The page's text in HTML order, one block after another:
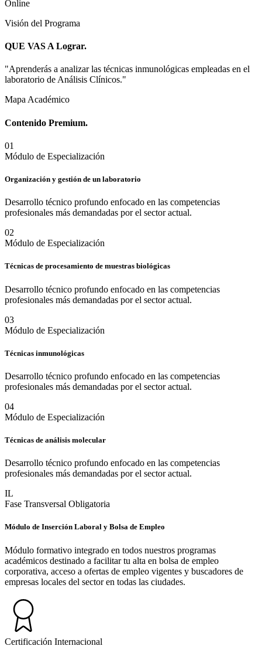
Online
Visión del Programa
QUE VAS A Lograr.
"Aprenderás a analizar las técnicas inmunológicas empleadas en el
laboratorio de Análisis Clínicos."
Mapa Académico
Contenido Premium.
01
Módulo de Especialización
Organización y gestión de un laboratorio
Desarrollo técnico profundo enfocado en las competencias
profesionales más demandadas por el sector actual.
02
Módulo de Especialización
Técnicas de procesamiento de muestras biológicas
Desarrollo técnico profundo enfocado en las competencias
profesionales más demandadas por el sector actual.
03
Módulo de Especialización
Técnicas inmunológicas
Desarrollo técnico profundo enfocado en las competencias
profesionales más demandadas por el sector actual.
04
Módulo de Especialización
Técnicas de análisis molecular
Desarrollo técnico profundo enfocado en las competencias
profesionales más demandadas por el sector actual.
IL
Fase Transversal Obligatoria
Módulo de Inserción Laboral y Bolsa de Empleo
Módulo formativo integrado en todos nuestros programas
académicos destinado a facilitar tu alta en bolsa de empleo
corporativa, acceso a ofertas de empleo vigentes y buscadores de
empresas locales del sector en todas las ciudades.
Certificación Internacional